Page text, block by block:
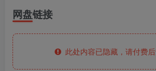
网盘链接
此处内容已隐藏，请付费